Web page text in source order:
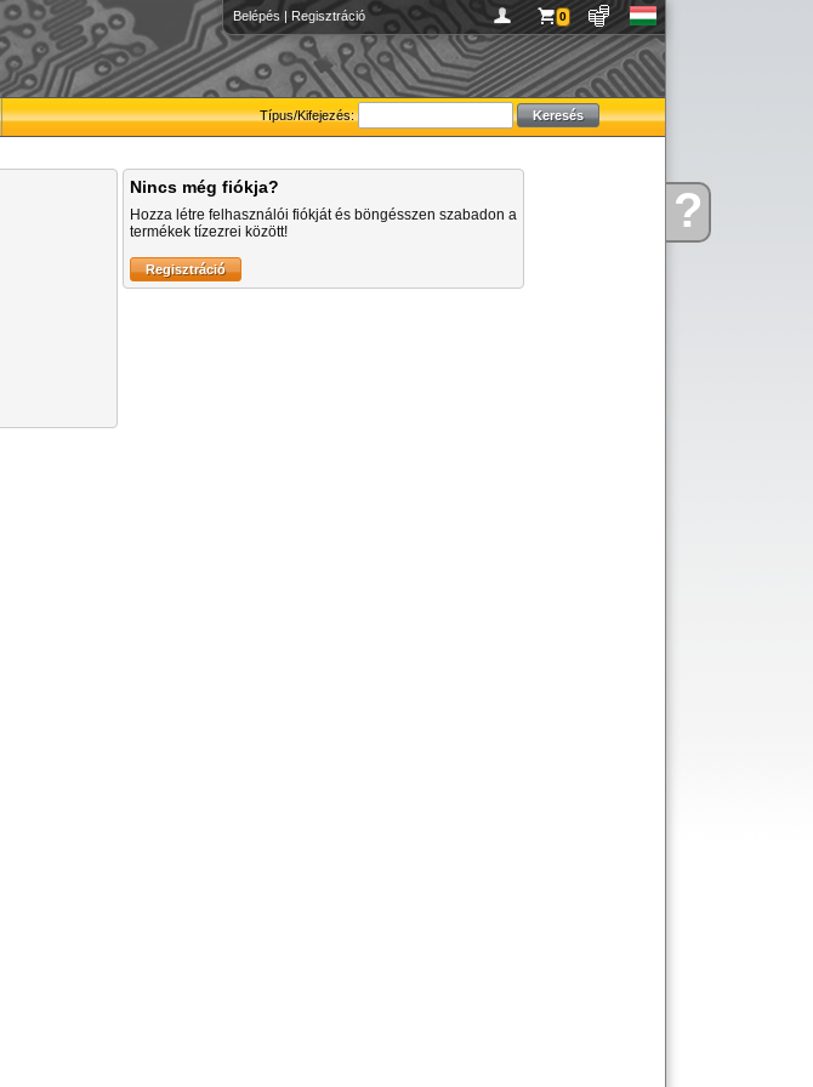
Kérdése?
Belépés | Regisztráció 0
Típus/Kifejezés:
Nincs még fiókja?
Hozza létre felhasználói fiókját és böngésszen szabadon a
termékek tízezrei között!